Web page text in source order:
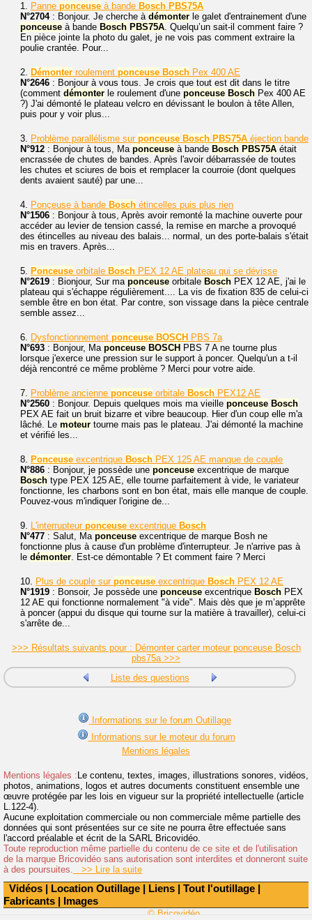
Vidéos | Location Outillage | Liens | Tout l'outillage |
Fabricants | Images
1. Panne ponceuse à bande Bosch PBS75A
N°2704: Bonjour. Je cherche à démonter le galet d'entrainement d'une
ponceuse à bande Bosch PBS75A. Quelqu’un sait-il comment faire ?
En pièce jointe la photo du galet, je ne vois pas comment extraire la
poulie crantée. Pour...
2. Démonter roulement ponceuse Bosch Pex 400 AE
N°2646 : Bonjour à vous tous. Je crois que tout est dit dans le titre
(comment démonter le roulement d'une ponceuse Bosch Pex 400 AE
?) J'ai démonté le plateau velcro en dévissant le boulon à tête Allen,
puis pour y voir plus...
3. Problème parallélisme sur ponceuse Bosch PBS75A éjection bande
N°912 : Bonjour à tous, Ma ponceuse à bande Bosch PBS75A était
encrassée de chutes de bandes. Après l'avoir débarrassée de toutes
les chutes et sciures de bois et remplacer la courroie (dont quelques
dents avaient sauté) par une...
4. Ponçeuse à bande Bosch étincelles puis plus rien
N°1506 : Bonjour à tous, Après avoir remonté la machine ouverte pour
accéder au levier de tension cassé, la remise en marche a provoqué
des étincelles au niveau des balais... normal, un des porte-balais s'était
mis en travers. Après...
5. Ponceuse orbitale Bosch PEX 12 AE plateau qui se dévisse
N°2619 : Bionjour, Sur ma ponceuse orbitale Bosch PEX 12 AE, j'ai le
plateau qui s'échappe régulièrement.... La vis de fixation 835 de celui-ci
semble être en bon état. Par contre, son vissage dans la pièce centrale
semble assez...
6. Dysfonctionnement ponceuse BOSCH PBS 7a
N°693 : Bonjour, Ma ponceuse BOSCH PBS 7 A ne tourne plus
lorsque j'exerce une pression sur le support à poncer. Quelqu'un a t-il
déjà rencontré ce même problème ? Merci pour votre aide.
7. Problème ancienne ponceuse orbitale Bosch PEX12 AE
N°2560 : Bonjour. Depuis quelques mois ma vieille ponceuse Bosch
PEX AE fait un bruit bizarre et vibre beaucoup. Hier d'un coup elle m'a
lâché. Le moteur tourne mais pas le plateau. J'ai démonté la machine
et vérifié les...
8. Ponceuse excentrique Bosch PEX 125 AE manque de couple
N°886 : Bonjour, je possède une ponceuse excentrique de marque
Bosch type PEX 125 AE, elle tourne parfaitement à vide, le variateur
fonctionne, les charbons sont en bon état, mais elle manque de couple.
Pouvez-vous m'indiquer l'origine de...
9. L'interrupteur ponceuse excentrique Bosch
N°477 : Salut, Ma ponceuse excentrique de marque Bosh ne
fonctionne plus à cause d'un problème d'interrupteur. Je n'arrive pas à
le démonter. Est-ce démontable ? Et comment faire ? Merci
10. Plus de couple sur ponceuse excentrique Bosch PEX 12 AE
N°1919 : Bonsoir, Je possède une ponceuse excentrique Bosch PEX
12 AE qui fonctionne normalement "à vide". Mais dès que je m’apprête
à poncer (appui du disque qui tourne sur la matière à travailler), celui-ci
s'arrête de...
>>> Résultats suivants pour : Démonter carter moteur ponceuse Bosch
pbs75a >>>
Liste des questions
Informations sur le forum Outillage
Informations sur le moteur du forum
Mentions légales
Mentions légales : Le contenu, textes, images, illustrations sonores, vidéos,
photos, animations, logos et autres documents constituent ensemble une
œuvre protégée par les lois en vigueur sur la propriété intellectuelle (article
L.122-4).
Aucune exploitation commerciale ou non commerciale même partielle des
données qui sont présentées sur ce site ne pourra être effectuée sans
l'accord préalable et écrit de la SARL Bricovidéo.
Toute reproduction même partielle du contenu de ce site et de l'utilisation
de la marque Bricovidéo sans autorisation sont interdites et donneront suite
à des poursuites. >> Lire la suite
© Bricovidéo